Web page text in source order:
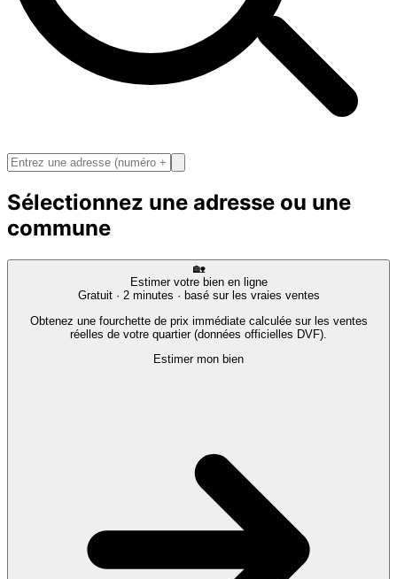
Sélectionnez une adresse ou une
commune
🏡
Estimer votre bien en ligne
Gratuit · 2 minutes · basé sur les vraies ventes
Obtenez une fourchette de prix immédiate calculée sur les ventes
réelles de votre quartier (données officielles DVF).
Estimer mon bien